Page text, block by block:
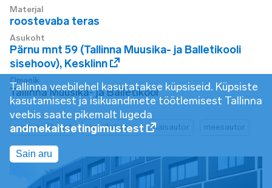
Materjal
roostevaba teras
Asukoht
Pärnu mnt 59 (Tallinna Muusika- ja Balletikooli
sisehoov), Kesklinn
Omanik
Tallinna Muusika- ja Balletikool
protsendikunst installatsioon naisautor meesautor
Tallinna veebilehel kasutatakse küpsiseid. Küpsiste
kasutamisest ja isikuandmete töötlemisest Tallinna
veebis saate pikemalt lugeda
andmekaitsetingimustest
Sain aru